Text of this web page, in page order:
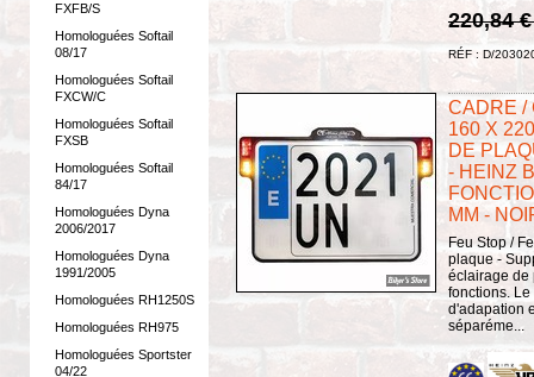
FXFB/S
Homologuées Softail
08/17
Homologuées Softail
FXCW/C
Homologuées Softail
FXSB
Homologuées Softail
84/17
Homologuées Dyna
2006/2017
Homologuées Dyna
1991/2005
Homologuées RH1250S
Homologuées RH975
Homologuées Sportster
04/22
220,84
RÉF : D/
CADRE /
160 X
DE
- HEINZ
MM -
Feu Stop /
plaque -
éclairage de
fonctions.
d'adapation
séparéme...